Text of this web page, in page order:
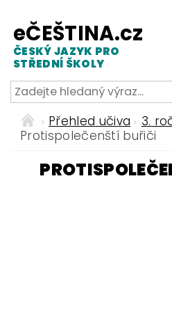
eČEŠTINA.cz
ČESKÝ JAZYK PRO
STŘEDNÍ ŠKOLY
Přehled učiva
3.
Protispolečenští buřiči